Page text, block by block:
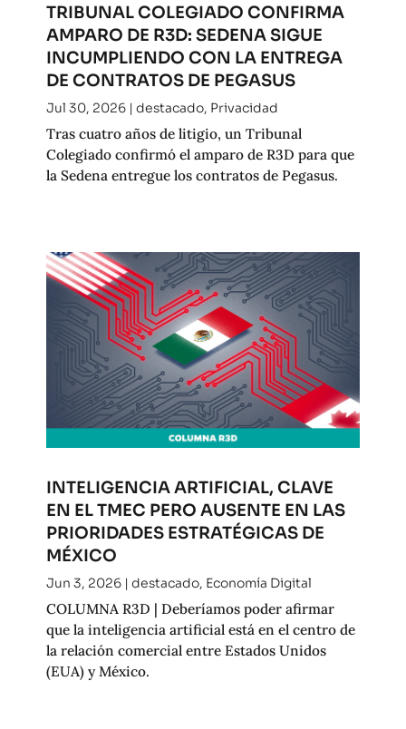
TRIBUNAL COLEGIADO CONFIRMA
AMPARO DE R3D: SEDENA SIGUE
INCUMPLIENDO CON LA ENTREGA
DE CONTRATOS DE PEGASUS
Jul 30, 2026| destacado, Privacidad
Tras cuatro años de litigio, un Tribunal
Colegiado confirmó el amparo de R3D para que
la Sedena entregue los contratos de Pegasus.
INTELIGENCIA ARTIFICIAL, CLAVE
EN EL TMEC PERO AUSENTE EN LAS
PRIORIDADES ESTRATÉGICAS DE
MÉXICO
Jun 3, 2026| destacado, Economía Digital
COLUMNA R3D | Deberíamos poder afirmar
que la inteligencia artificial está en el centro de
la relación comercial entre Estados Unidos
(EUA) y México.